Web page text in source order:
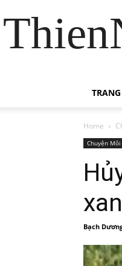
Home
Chuyện
Bạch